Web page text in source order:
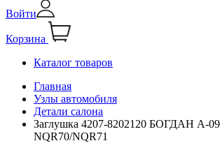
Войти
Корзина
Каталог товаров
Главная
Узлы автомобиля
Детали салона
Заглушка 4207-8202120 БОГДАН А-
NQR70/NQR71